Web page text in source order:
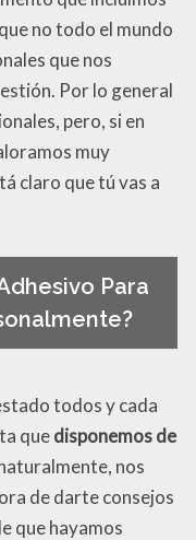
no todo el mundo
que nos
Por lo general
pero, si en
muy
claro que tú vas a
Para
todos y cada
quedisponemos de
nos
de darte consejos
que hayamos